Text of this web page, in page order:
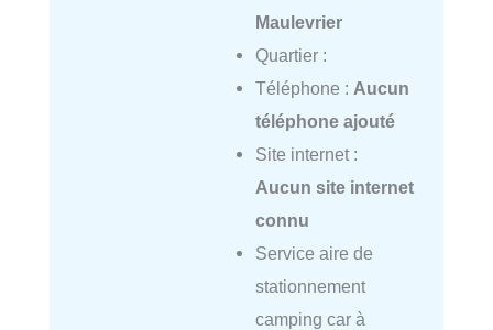
Maulevrier
Quartier :
Téléphone : Aucun
téléphone ajouté
Site internet :
Aucun site internet
connu
Service aire de
stationnement
camping car à